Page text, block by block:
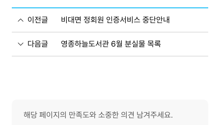
이전글 비대면 정회원 인증서비스 중단안내
다음글 영종하늘도서관 6월 분실물 목록
해당 페이지의 만족도와 소중한 의견 남겨주세요.